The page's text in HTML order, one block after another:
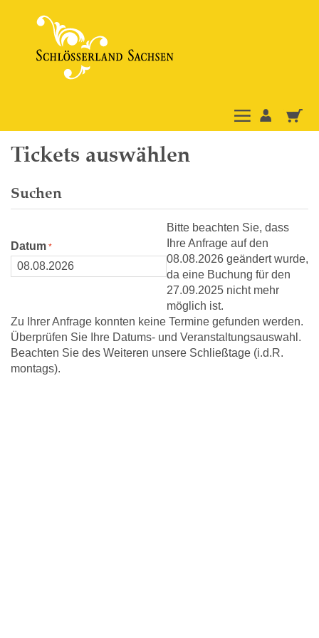
Tickets auswählen
Suchen
Datum
Bitte beachten Sie, dass
Ihre Anfrage auf den
08.08.2026 geändert wurde,
da eine Buchung für den
27.09.2025 nicht mehr
möglich ist.
Zu Ihrer Anfrage konnten keine Termine gefunden werden.
Überprüfen Sie Ihre Datums- und Veranstaltungsauswahl.
Beachten Sie des Weiteren unsere Schließtage (i.d.R.
montags).